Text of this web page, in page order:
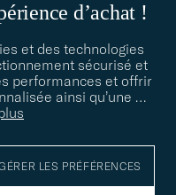
d’achat !
et des technologies
sécurisé et
performances et offrir
ainsi qu’une …
LES PRÉFÉRENCES
Laissez-nous vous guider,